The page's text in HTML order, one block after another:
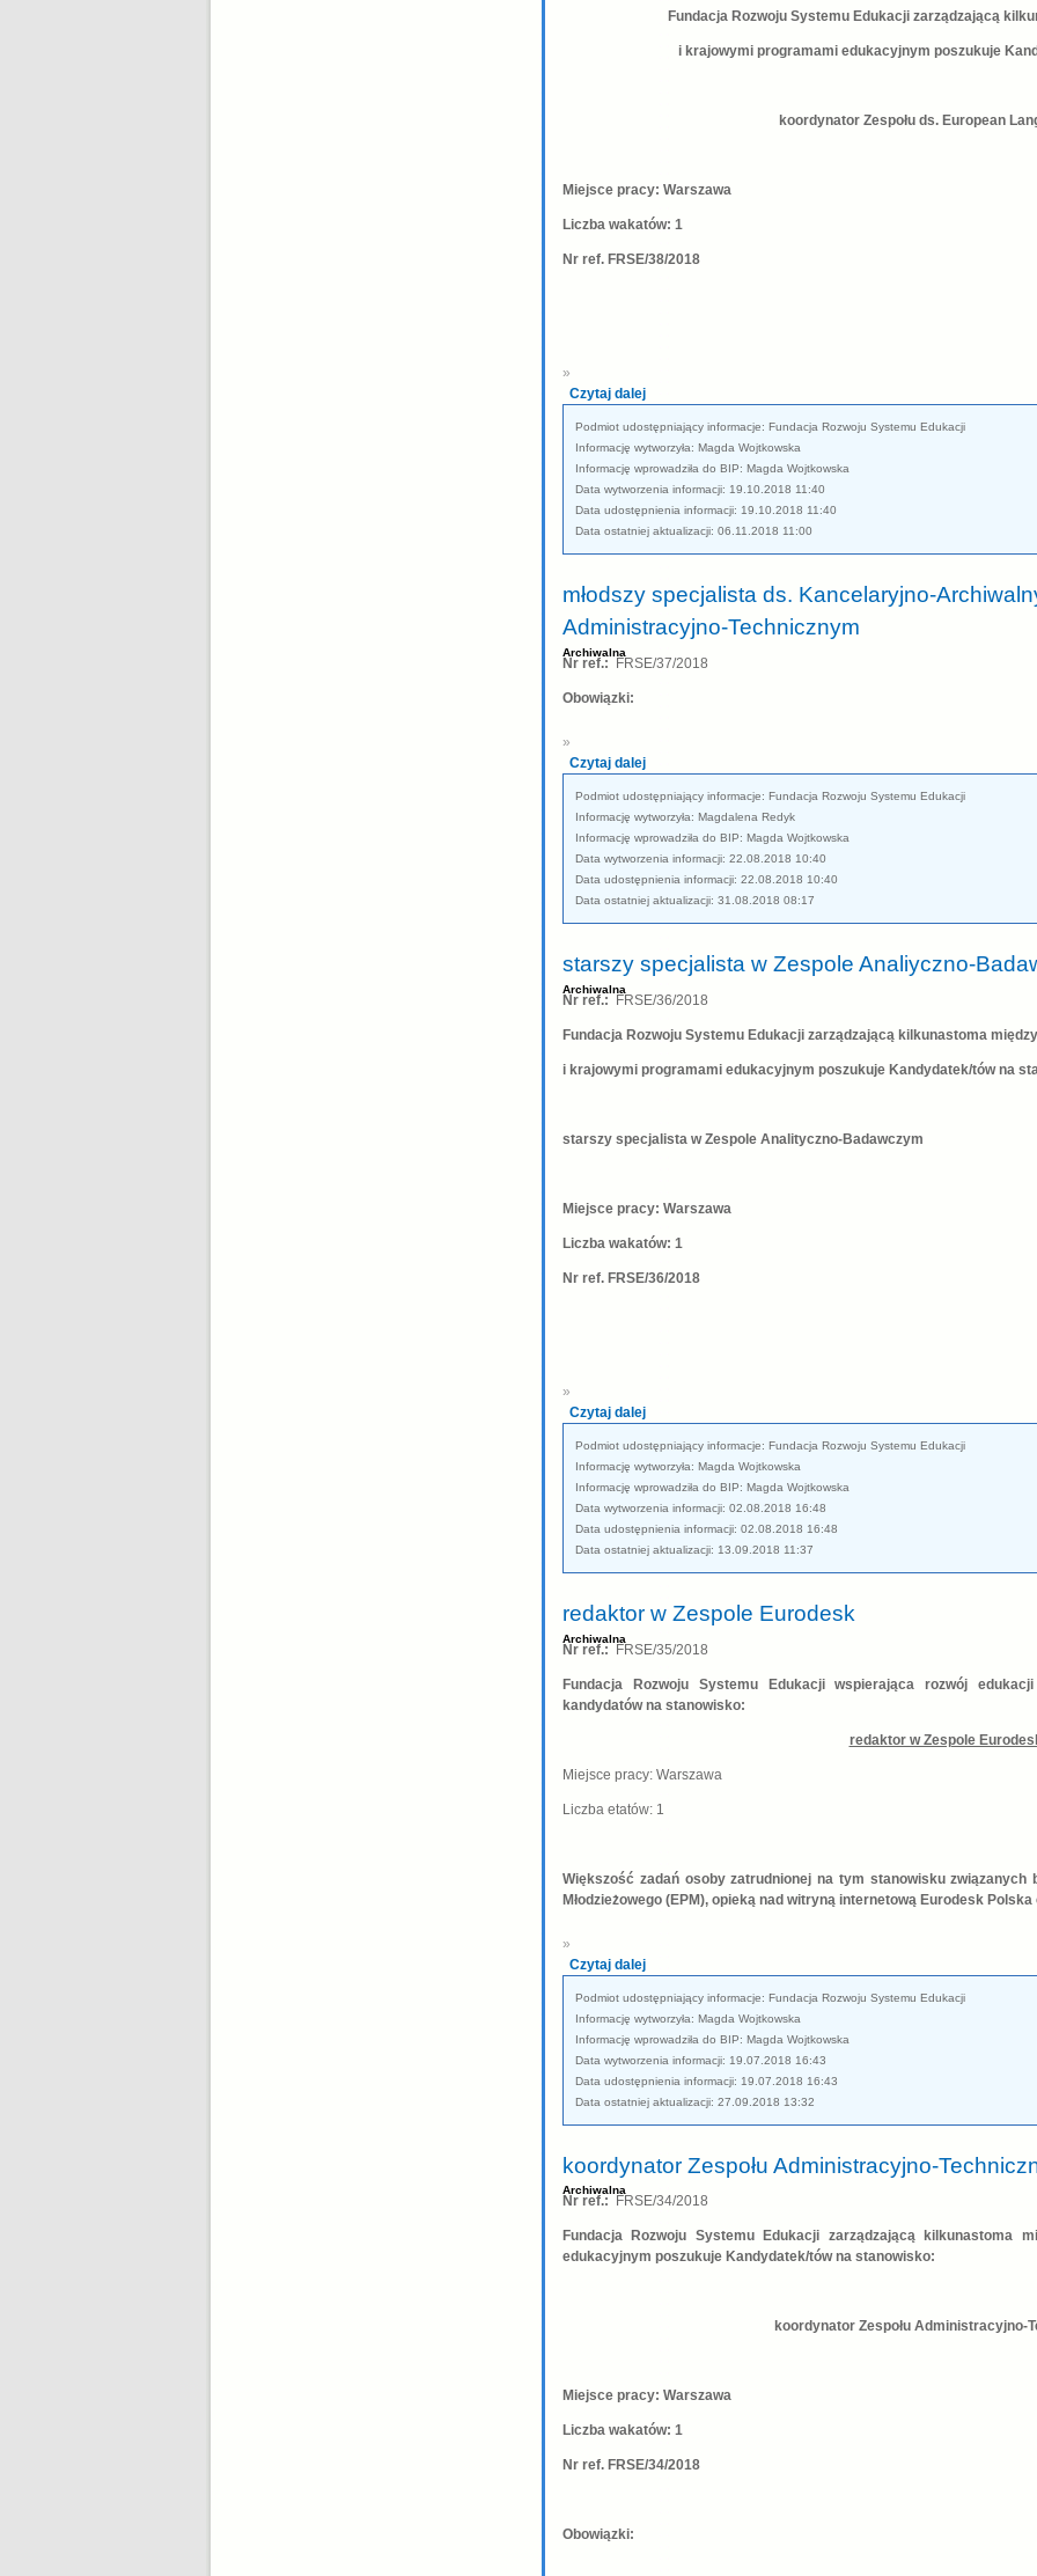
Fundacja Rozwoju Systemu Edukacji zarządzającą
i krajowymi programami edukacyjnym poszukuje
koordynator Zespołu ds. European
Miejsce pracy: Warszawa
Liczba wakatów: 1
Nr ref. FRSE/38/2018
»
Czytaj dalej
Podmiot udostępniający informacje: Fundacja Rozwoju Systemu Edukacji
Informację wytworzyła: Magda Wojtkowska
Informację wprowadziła do BIP: Magda Wojtkowska
Data wytworzenia informacji: 19.10.2018 11:40
Data udostępnienia informacji: 19.10.2018 11:40
Data ostatniej aktualizacji: 06.11.2018 11:00
młodszy specjalista ds. Kancelaryjno-
Administracyjno-Technicznym
Archiwalna
Nr ref.: FRSE/37/2018
Obowiązki:
»
Czytaj dalej
Podmiot udostępniający informacje: Fundacja Rozwoju Systemu Edukacji
Informację wytworzyła: Magdalena Redyk
Informację wprowadziła do BIP: Magda Wojtkowska
Data wytworzenia informacji: 22.08.2018 10:40
Data udostępnienia informacji: 22.08.2018 10:40
Data ostatniej aktualizacji: 31.08.2018 08:17
starszy specjalista w Zespole Analiyczno-
Archiwalna
Nr ref.: FRSE/36/2018
Fundacja Rozwoju Systemu Edukacji zarządzającą kilkunastoma
i krajowymi programami edukacyjnym poszukuje Kandydatek/tów na
starszy specjalista w Zespole Analityczno-Badawczym
Miejsce pracy: Warszawa
Liczba wakatów: 1
Nr ref. FRSE/36/2018
»
Czytaj dalej
Podmiot udostępniający informacje: Fundacja Rozwoju Systemu Edukacji
Informację wytworzyła: Magda Wojtkowska
Informację wprowadziła do BIP: Magda Wojtkowska
Data wytworzenia informacji: 02.08.2018 16:48
Data udostępnienia informacji: 02.08.2018 16:48
Data ostatniej aktualizacji: 13.09.2018 11:37
redaktor w Zespole Eurodesk
Archiwalna
Nr ref.: FRSE/35/2018
Fundacja Rozwoju Systemu Edukacji wspierająca rozwój
kandydatów na stanowisko:
redaktor w Zespole
Miejsce pracy: Warszawa
Liczba etatów: 1
Większość zadań osoby zatrudnionej na tym stanowisku związanych
Młodzieżowego (EPM), opieką nad witryną internetową Eurodesk
»
Czytaj dalej
Podmiot udostępniający informacje: Fundacja Rozwoju Systemu Edukacji
Informację wytworzyła: Magda Wojtkowska
Informację wprowadziła do BIP: Magda Wojtkowska
Data wytworzenia informacji: 19.07.2018 16:43
Data udostępnienia informacji: 19.07.2018 16:43
Data ostatniej aktualizacji: 27.09.2018 13:32
koordynator Zespołu Administracyjno-
Archiwalna
Nr ref.: FRSE/34/2018
Fundacja Rozwoju Systemu Edukacji zarządzającą kilkunastoma
edukacyjnym poszukuje Kandydatek/tów na stanowisko:
koordynator Zespołu Administracyjno-
Miejsce pracy: Warszawa
Liczba wakatów: 1
Nr ref. FRSE/34/2018
Obowiązki: